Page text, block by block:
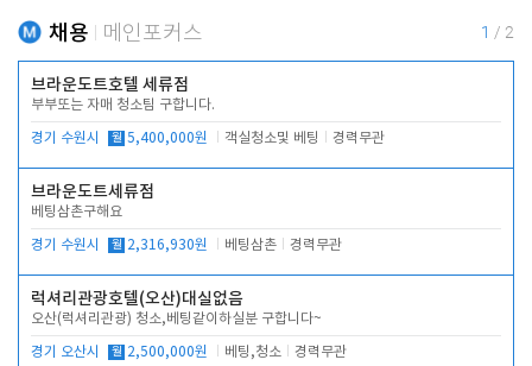
채용 메인포커스 1 / 2
브라운도트호텔 세류점
부부또는 자매 청소팀 구합니다.
경기 수원시 월 5,400,000원 객실청소및 베팅 경력무관
브라운도트세류점
베팅삼촌구해요
경기 수원시 월 2,316,930원 베팅삼촌 경력무관
럭셔리관광호텔(오산)대실없음
오산(럭셔리관광) 청소,베팅같이하실분 구합니다~
경기 오산시 월 2,500,000원 베팅,청소 경력무관